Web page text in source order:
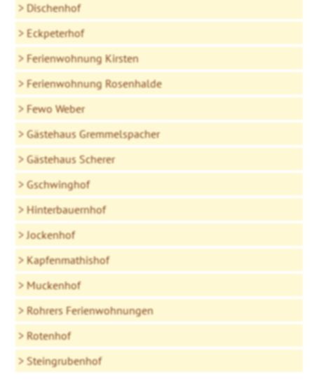
Dischenhof
Eckpeterhof
Ferienwohnung Kirsten
Ferienwohnung Rosenhalde
Fewo Weber
Gästehaus Gremmelspacher
Gästehaus Scherer
Gschwinghof
Hinterbauernhof
Jockenhof
Kapfenmathishof
Muckenhof
Rohrers Ferienwohnungen
Rotenhof
Steingrubenhof